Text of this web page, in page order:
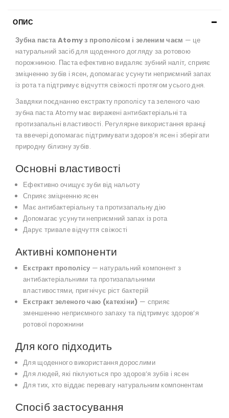
ОПИС
Зубна паста Atomy з прополісом і зеленим чаєм — це
натуральний засіб для щоденного догляду за ротовою
порожниною. Паста ефективно видаляє зубний наліт, сприяє
зміцненню зубів і ясен, допомагає усунути неприємний запах
із рота та підтримує відчуття свіжості протягом усього дня.
Завдяки поєднанню екстракту прополісу та зеленого чаю
зубна паста Atomy має виражені антибактеріальні та
протизапальні властивості. Регулярне використання вранці
та ввечері допомагає підтримувати здоров’я ясен і зберігати
природну білизну зубів.
Основні властивості
Ефективно очищує зуби від нальоту
Сприяє зміцненню ясен
Має антибактеріальну та протизапальну дію
Допомагає усунути неприємний запах із рота
Дарує тривале відчуття свіжості
Активні компоненти
Екстракт прополісу — натуральний компонент з
антибактеріальними та протизапальними
властивостями, пригнічує ріст бактерій
Екстракт зеленого чаю (катехіни) — сприяє
зменшенню неприємного запаху та підтримує здоров’я
ротової порожнини
Для кого підходить
Для щоденного використання дорослими
Для людей, які піклуються про здоров’я зубів і ясен
Для тих, хто віддає перевагу натуральним компонентам
Спосіб застосування